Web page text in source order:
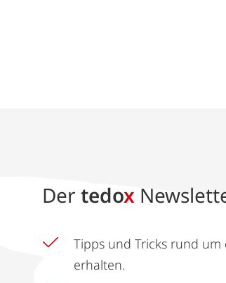
Der tedox
Tipps und Tricks rund
erhalten.